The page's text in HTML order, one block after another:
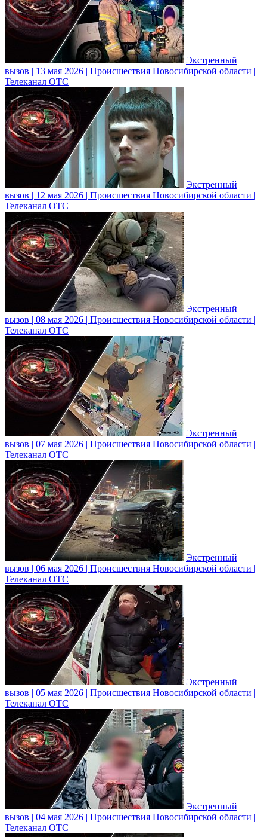
Экстренный
вызов | 13 мая 2026 | Происшествия Новосибирской области |
Телеканал ОТС
Экстренный
вызов | 12 мая 2026 | Происшествия Новосибирской области |
Телеканал ОТС
Экстренный
вызов | 08 мая 2026 | Происшествия Новосибирской области |
Телеканал ОТС
Экстренный
вызов | 07 мая 2026 | Происшествия Новосибирской области |
Телеканал ОТС
Экстренный
вызов | 06 мая 2026 | Происшествия Новосибирской области |
Телеканал ОТС
Экстренный
вызов | 05 мая 2026 | Происшествия Новосибирской области |
Телеканал ОТС
Экстренный
вызов | 04 мая 2026 | Происшествия Новосибирской области |
Телеканал ОТС